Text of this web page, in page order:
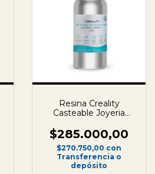
Resina Creality
Casteable Joyeria
$285.000,00
$270.750,00 con
Transferencia o
depósito